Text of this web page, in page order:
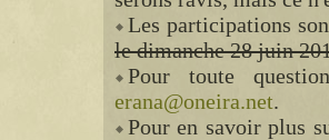
Les participations
le dimanche 28 juin
Pour toute
erana@oneira.net.
Pour en savoir plus